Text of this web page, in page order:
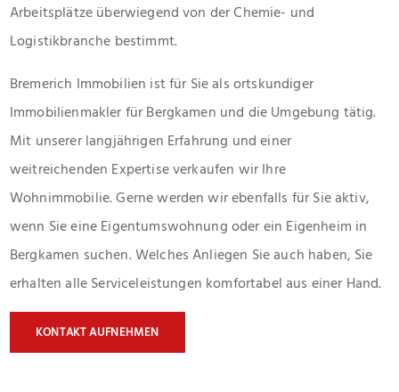
Arbeitsplätze überwiegend von der Chemie- und
Logistikbranche bestimmt.
Bremerich Immobilien ist für Sie als ortskundiger
Immobilienmakler für Bergkamen und die Umgebung tätig.
Mit unserer langjährigen Erfahrung und einer
weitreichenden Expertise verkaufen wir Ihre
Wohnimmobilie. Gerne werden wir ebenfalls für Sie aktiv,
wenn Sie eine Eigentumswohnung oder ein Eigenheim in
Bergkamen suchen. Welches Anliegen Sie auch haben, Sie
erhalten alle Serviceleistungen komfortabel aus einer Hand.
KONTAKT AUFNEHMEN